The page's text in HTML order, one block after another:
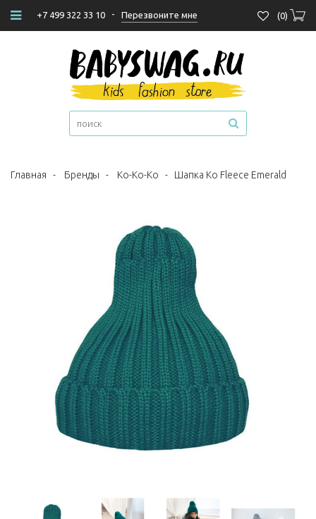
+7 499 322 33 10 - Перезвоните мне (0)
Главная - Бренды - Ko-Ko-Ko - Шапка Ko Fleece Emerald